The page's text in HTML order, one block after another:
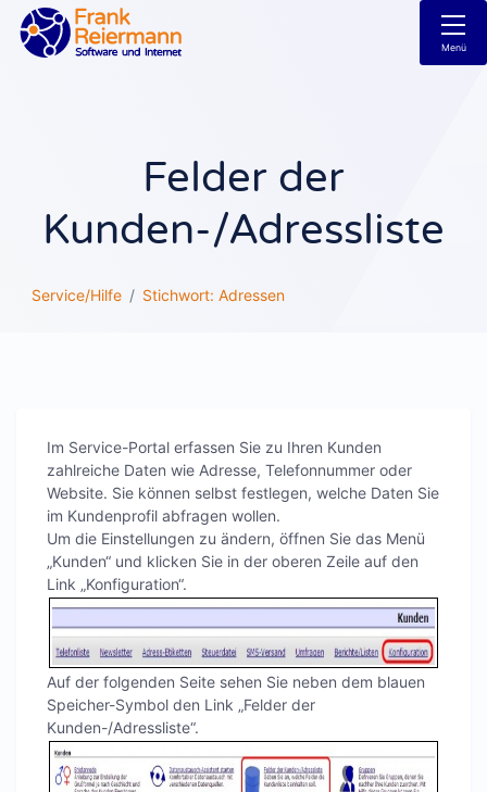
Menü
Felder der
Kunden-/Adressliste
Service/Hilfe Stichwort: Adressen
Im Service-Portal erfassen Sie zu Ihren Kunden
zahlreiche Daten wie Adresse, Telefonnummer oder
Website. Sie können selbst festlegen, welche Daten Sie
im Kundenprofil abfragen wollen.
Um die Einstellungen zu ändern, öffnen Sie das Menü
„Kunden“ und klicken Sie in der oberen Zeile auf den
Link „Konfiguration“.
Auf der folgenden Seite sehen Sie neben dem blauen
Speicher-Symbol den Link „Felder der
Kunden-/Adressliste“.